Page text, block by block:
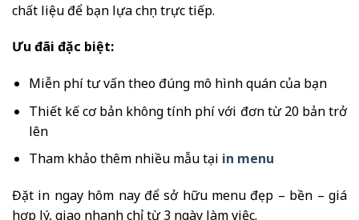
chất liệu để bạn lựa chọn trực tiếp.
Ưu đãi đặc biệt:
Miễn phí tư vấn theo đúng mô hình quán của bạn
Thiết kế cơ bản không tính phí với đơn từ 20 bản trở
lên
Tham khảo thêm nhiều mẫu tại in menu
Đặt in ngay hôm nay để sở hữu menu đẹp – bền – giá
hợp lý, giao nhanh chỉ từ 3 ngày làm việc.